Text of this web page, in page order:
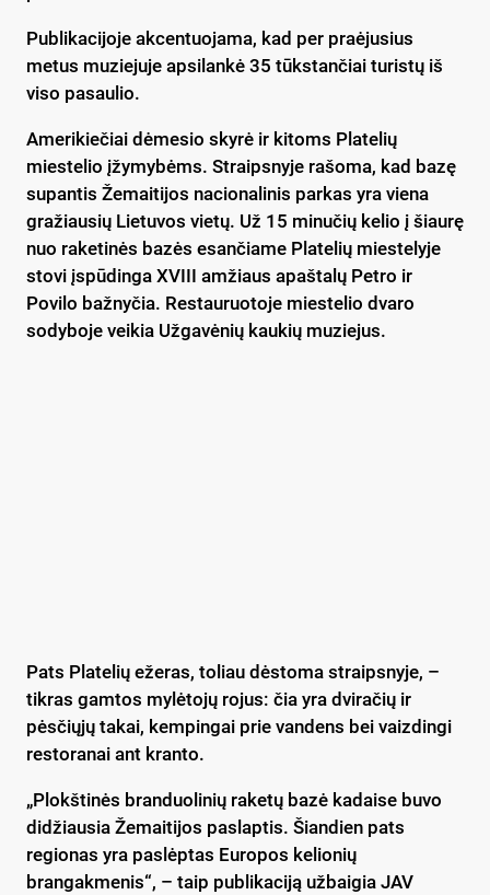
Publikacijoje akcentuojama, kad per praėjusius
metus muziejuje apsilankė 35 tūkstančiai turistų iš
viso pasaulio.
Amerikiečiai dėmesio skyrė ir kitoms Platelių
miestelio įžymybėms. Straipsnyje rašoma, kad bazę
supantis Žemaitijos nacionalinis parkas yra viena
gražiausių Lietuvos vietų. Už 15 minučių kelio į šiaurę
nuo raketinės bazės esančiame Platelių miestelyje
stovi įspūdinga XVIII amžiaus apaštalų Petro ir
Povilo bažnyčia. Restauruotoje miestelio dvaro
sodyboje veikia Užgavėnių kaukių muziejus.
Pats Platelių ežeras, toliau dėstoma straipsnyje, –
tikras gamtos mylėtojų rojus: čia yra dviračių ir
pėsčiųjų takai, kempingai prie vandens bei vaizdingi
restoranai ant kranto.
„Plokštinės branduolinių raketų bazė kadaise buvo
didžiausia Žemaitijos paslaptis. Šiandien pats
regionas yra paslėptas Europos kelionių
brangakmenis“, – taip publikaciją užbaigia JAV